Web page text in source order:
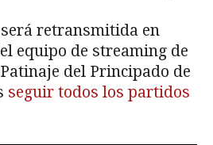
retransmitida en
equipo de streaming de
del Principado de
seguir todos los partidos